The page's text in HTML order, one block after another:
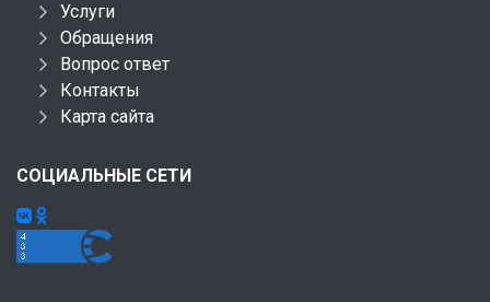
Услуги
Обращения
Вопрос ответ
Контакты
Карта сайта
СОЦИАЛЬНЫЕ СЕТИ